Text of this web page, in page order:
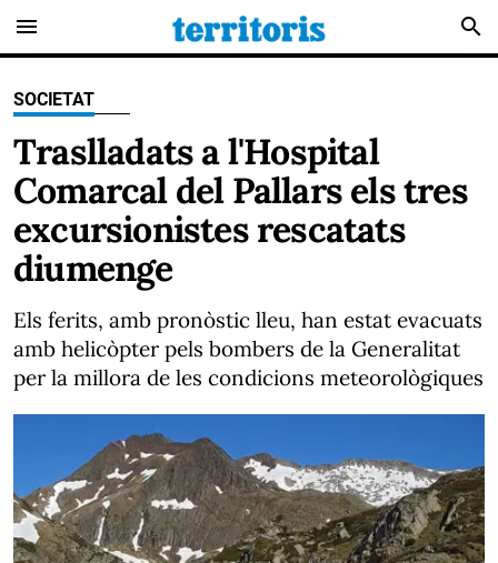
menu search
SOCIETAT
Traslladats a l'Hospital
Comarcal del Pallars els tres
excursionistes rescatats
diumenge
Els ferits, amb pronòstic lleu, han estat evacuats
amb helicòpter pels bombers de la Generalitat
per la millora de les condicions meteorològiques